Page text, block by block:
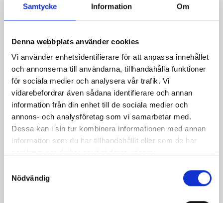
Samtycke Information Om
Denna webbplats använder cookies
Vi använder enhetsidentifierare för att anpassa innehållet
och annonserna till användarna, tillhandahålla funktioner
för sociala medier och analysera vår trafik. Vi
vidarebefordrar även sådana identifierare och annan
information från din enhet till de sociala medier och
annons- och analysföretag som vi samarbetar med.
Dessa kan i sin tur kombinera informationen med annan
information som du har tillhandahållit eller som de har
Nödvändig
1,5% laktosfri 3dl